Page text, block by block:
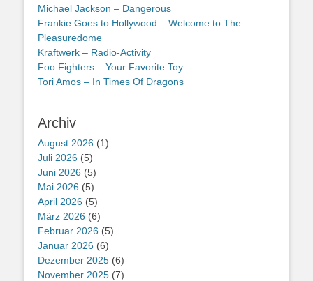
Michael Jackson – Dangerous
Frankie Goes to Hollywood – Welcome to The
Pleasuredome
Kraftwerk – Radio-Activity
Foo Fighters – Your Favorite Toy
Tori Amos – In Times Of Dragons
Archiv
August 2026 (1)
Juli 2026 (5)
Juni 2026 (5)
Mai 2026 (5)
April 2026 (5)
März 2026 (6)
Februar 2026 (5)
Januar 2026 (6)
Dezember 2025 (6)
November 2025 (7)